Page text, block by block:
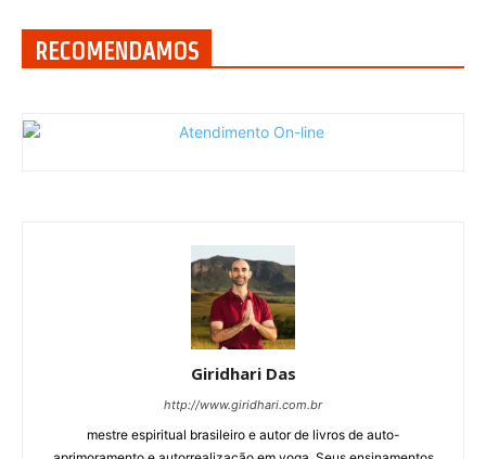
RECOMENDAMOS
Giridhari Das
http://www.giridhari.com.br
mestre espiritual brasileiro e autor de livros de auto-